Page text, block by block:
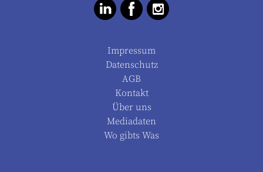
Impressum
Datenschutz
AGB
Kontakt
Über uns
Mediadaten
Wo gibts Was